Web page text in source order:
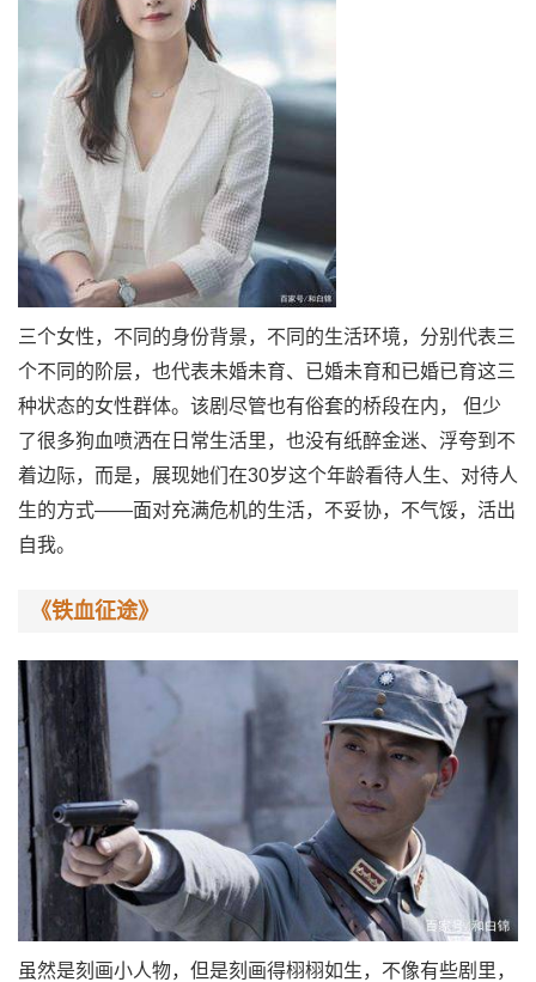
三个女性，不同的身份背景，不同的生活环境，分别代表三
个不同的阶层，也代表未婚未育、已婚未育和已婚已育这三
种状态的女性群体。该剧尽管也有俗套的桥段在内， 但少
了很多狗血喷洒在日常生活里，也没有纸醉金迷、浮夸到不
着边际，而是，展现她们在30岁这个年龄看待人生、对待人
生的方式——面对充满危机的生活，不妥协，不气馁，活出
自我。
《铁血征途》
虽然是刻画小人物，但是刻画得栩栩如生，不像有些剧里，